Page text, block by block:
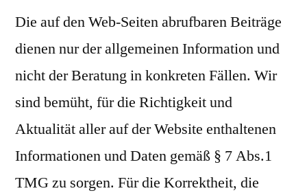
Die auf den Web-Seiten abrufbaren Beiträge
dienen nur der allgemeinen Information und
nicht der Beratung in konkreten Fällen. Wir
sind bemüht, für die Richtigkeit und
Aktualität aller auf der Website enthaltenen
Informationen und Daten gemäß § 7 Abs.1
TMG zu sorgen. Für die Korrektheit, die